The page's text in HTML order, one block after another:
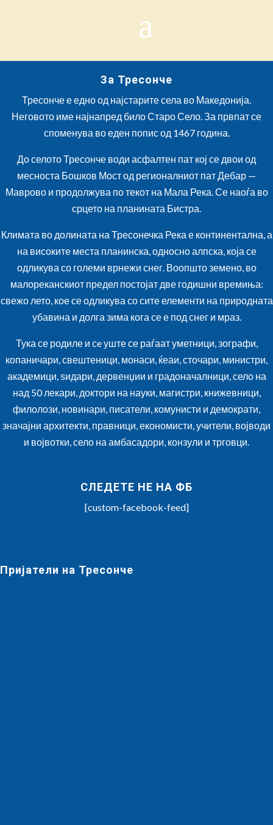
За Тресонче
Тресонче е едно од најстарите села во Македонија.
Неговото име најнапред било Старо Село. За првпат се
споменува во еден попис од 1467 година.
До селото Тресонче води асфалтен пат кој се двои од
месноста Бошков Мост од регионалниот пат Дебар —
Маврово и продолжува по текот на Мала Река. Се наоѓа во
срцето на планината Бистра.
Климата во долината на Тресонечка Река е континентална, а
на високите места планинска, односно алпска, која се
одликува со големи врнежи снег. Воопшто земено, во
малореканскиот предел постојат две годишни времиња:
свежо лето, кое се одликува со сите елементи на природната
убавина и долга зима кога се е под снег и мраз.
Тука се родиле и сe уште се раѓаат уметници, зографи,
копаничари, свештеници, монаси, ќеаи, сточари, министри,
академици, ѕидари, дервенџии и градоначалници, село на
над 50 лекари, доктори на науки, магистри, книжевници,
филолози, новинари, писатели, комунисти и демократи,
значајни архитекти, правници, економисти, учители, војводи
и војвотки, село на амбасадори, конзули и трговци.
СЛЕДЕТЕ НЕ НА ФБ
[custom-facebook-feed]
Пријатели на Тресонче